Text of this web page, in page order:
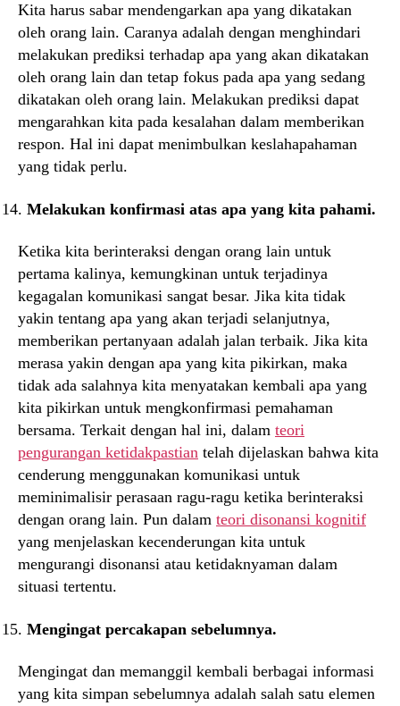
Kita harus sabar mendengarkan apa yang dikatakan
oleh orang lain. Caranya adalah dengan menghindari
melakukan prediksi terhadap apa yang akan dikatakan
oleh orang lain dan tetap fokus pada apa yang sedang
dikatakan oleh orang lain. Melakukan prediksi dapat
mengarahkan kita pada kesalahan dalam memberikan
respon. Hal ini dapat menimbulkan keslahapahaman
yang tidak perlu.
Melakukan konfirmasi atas apa yang kita pahami.
Ketika kita berinteraksi dengan orang lain untuk
pertama kalinya, kemungkinan untuk terjadinya
kegagalan komunikasi sangat besar. Jika kita tidak
yakin tentang apa yang akan terjadi selanjutnya,
memberikan pertanyaan adalah jalan terbaik. Jika kita
merasa yakin dengan apa yang kita pikirkan, maka
tidak ada salahnya kita menyatakan kembali apa yang
kita pikirkan untuk mengkonfirmasi pemahaman
bersama. Terkait dengan hal ini, dalam teori
pengurangan ketidakpastian telah dijelaskan bahwa kita
cenderung menggunakan komunikasi untuk
meminimalisir perasaan ragu-ragu ketika berinteraksi
dengan orang lain. Pun dalam teori disonansi kognitif
yang menjelaskan kecenderungan kita untuk
mengurangi disonansi atau ketidaknyaman dalam
situasi tertentu.
Mengingat percakapan sebelumnya.
Mengingat dan memanggil kembali berbagai informasi
yang kita simpan sebelumnya adalah salah satu elemen